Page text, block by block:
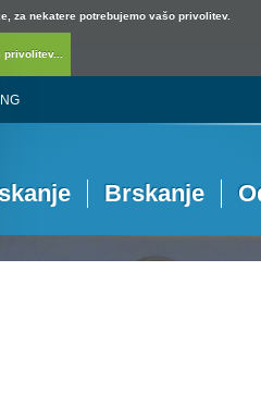
za nekatere potrebujemo vašo privolitev.
privolitev...
Brskanje